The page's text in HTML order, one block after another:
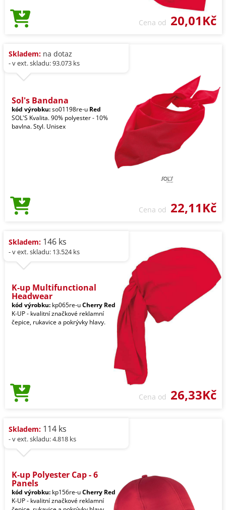
Cena od 20,01Kč
Skladem: na dotaz
- v ext. skladu: 93.073 ks
Sol's Bandana
kód výrobku:so01198re-u Red
SOL'S Kvalita. 90% polyester - 10%
bavlna. Styl. Unisex
Cena od 22,11Kč
Skladem: 146 ks
- v ext. skladu: 13.524 ks
K-up Multifunctional
Headwear
kód výrobku: kp065re-uCherry Red
K-UP - kvalitní značkové reklamní
čepice, rukavice a pokrývky hlavy.
Cena od 26,33Kč
Skladem: 114 ks
- v ext. skladu: 4.818 ks
K-up Polyester Cap - 6
Panels
kód výrobku: kp156re-uCherry Red
K-UP - kvalitní značkové reklamní